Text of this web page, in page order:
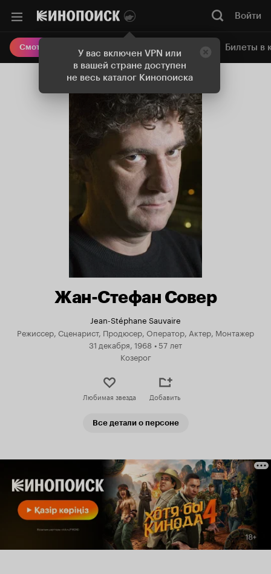
У вас включен VPN или
в вашей стране доступен
не весь каталог Кинопоиска
Войти
Смотреть кино Онлайн-кинотеатр Билеты в
Жан-Стефан Совер
Jean-Stéphane Sauvaire
Режиссер, Сценарист, Продюсер, Оператор, Актер, Монтажер
31 декабря, 1968 •57 лет
Козерог
Любимая звезда Добавить
Все детали о персоне